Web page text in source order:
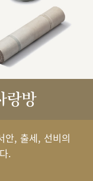
랑방
안, 출세, 선비의
.